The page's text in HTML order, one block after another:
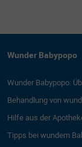
Wunder Babypopo
Wunder Babypopo:
Behandlung von
Hilfe aus der
Tipps bei wundem